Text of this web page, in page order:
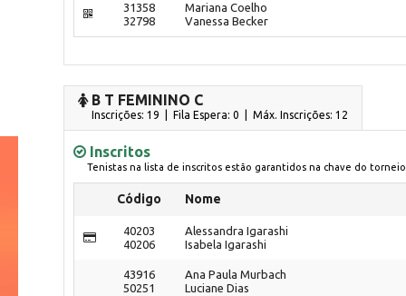
31358
32798
Mariana Coelho
Vanessa Becker
B T FEMININO C
Inscrições: 19 | Fila Espera: 0 | Máx. Inscrições: 12
Inscritos
Tenistas na lista de inscritos estão garantidos na chave do torneio
Código Nome
40203
40206
Alessandra Igarashi
Isabela Igarashi
43916
50251
Ana Paula Murbach
Luciane Dias